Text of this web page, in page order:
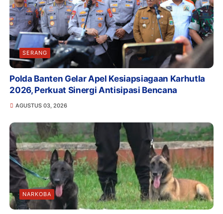
SERANG
Polda Banten Gelar Apel Kesiapsiagaan Karhutla
2026, Perkuat Sinergi Antisipasi Bencana
AGUSTUS 03, 2026
NARKOBA